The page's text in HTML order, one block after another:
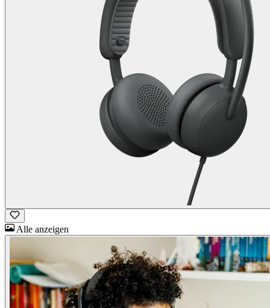
Alle anzeigen